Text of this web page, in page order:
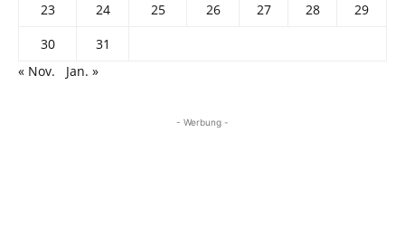
23
24 25 26 27 28
29
30
31
« Nov.
Jan. »
- Werbung -